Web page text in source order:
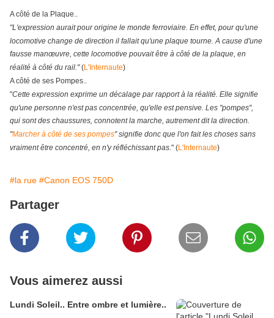
A côté de la Plaque..
"L'expression aurait pour origine le monde ferroviaire. En effet, pour qu'une
locomotive change de direction il fallait qu'une plaque tourne. A cause d'une
fausse manœuvre, cette locomotive pouvait être à côté de la plaque, en
réalité à côté du rail."(L'Internaute)
A côté de ses Pompes..
"Cette expression exprime un décalage par rapport à la réalité. Elle signifie
qu'une personne n'est pas concentrée, qu'elle est pensive. Les "pompes",
qui sont des chaussures, connotent la marche, autrement dit la direction.
"Marcher à côté de ses pompes" signifie donc que l'on fait les choses sans
vraiment être concentré, en n'y réfléchissant pas. " (L'Internaute)
#la rue #Canon EOS 750D
Partager
Vous aimerez aussi
Lundi Soleil.. Entre ombre et lumière..